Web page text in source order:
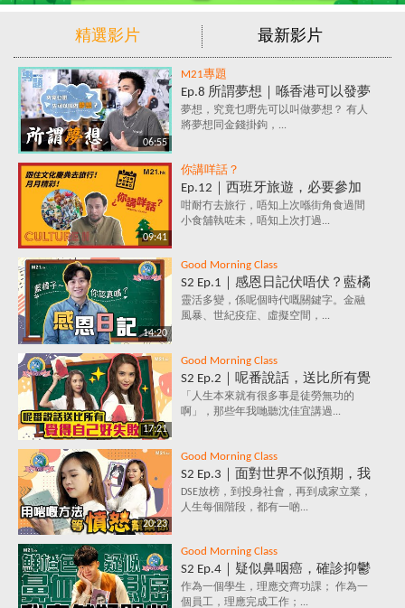
精選影片 最新影片
06:55
M21專題
Ep.8 所謂夢想｜喺香港可以發夢
嗎？夢想究竟係咩？追夢=金錢
+金錢+金錢？
夢想，究竟乜嘢先可以叫做夢想？ 有人
將夢想同金錢掛鉤，...
09:41
你講咩話？
Ep.12｜西班牙旅遊，必要參加
的文化慶典活動✈️ 跟住節日去旅
行～月月精彩！
咁耐冇去旅行，唔知上次喺街角食過間
小食舖執咗未，唔知上次打過...
14:20
Good Morning Class
S2 Ep.1｜感恩日記伏唔伏？藍橘
子為你解構，究竟係乜嘢原理，
每天寫低3件感恩事件，就會影
靈活多變，係呢個時代嘅關鍵字。金融
風暴、世紀疫症、虛擬空間，...
17:21
Good Morning Class
S2 Ep.2｜呢番說話，送比所有覺
得自己好失敗嘅人｜放棄好唔
好？堅持值唔值？人生到底有咩
「人生本來就有很多事是徒勞無功的
啊」，那些年我哋聽沈佳宜講過...
20:23
Good Morning Class
S2 Ep.3｜面對世界不似預期，我
要保持憤怒？｜負面情緒背後鮮
為人知的含義，你知道嗎？
DSE放榜，到投身社會，再到成家立業，
人生每個階段，都有一啲...
Good Morning Class
S2 Ep.4｜疑似鼻咽癌，確診抑鬱
症，究竟點解會咁？唔洗睇醫
作為一個學生，理應交齊功課； 作為一
個員工，理應完成工作；...